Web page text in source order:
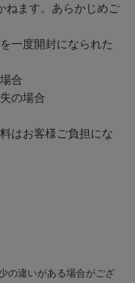
ねます。あらかじめご
一度開封になられた
合
の場合
はお客様ご負担にな
の違いがある場合がござ